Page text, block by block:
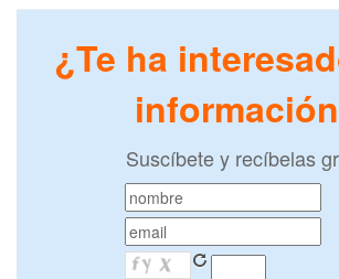
¿Te ha
Suscíbete y recíbelas